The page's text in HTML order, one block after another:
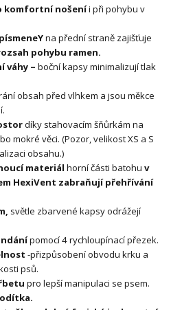
komfortní nošeníi při pohybu v
Yna přední straně zajišťuje
pohybu ramen.
váhy – boční kapsy minimalizují tlak
obsah před vlhkem a jsou měkce
díky stahovacím šňůrkám na
mokré věci. (Pozor, velikost XS a S
obsahu.)
materiál horní části batohu v
HexiVent zabraňují přehřívání
světle zbarvené kapsy odrážejí
pomocí 4 rychloupínací přezek.
-přizpůsobení obvodu krku a
psů.
pro lepší manipulaci se psem.